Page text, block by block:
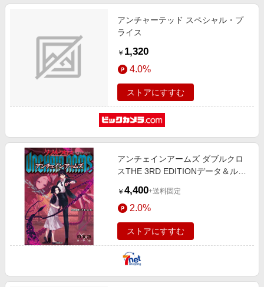
アンチャーテッド スペシャル・プ
ライス
￥ 1,320
4.0%
ストアにすすむ
アンチェインアームズ ダブルクロ
スTHE 3RD EDITIONデータ＆ルー
￥ 4,400+送料固定
2.0%
ストアにすすむ